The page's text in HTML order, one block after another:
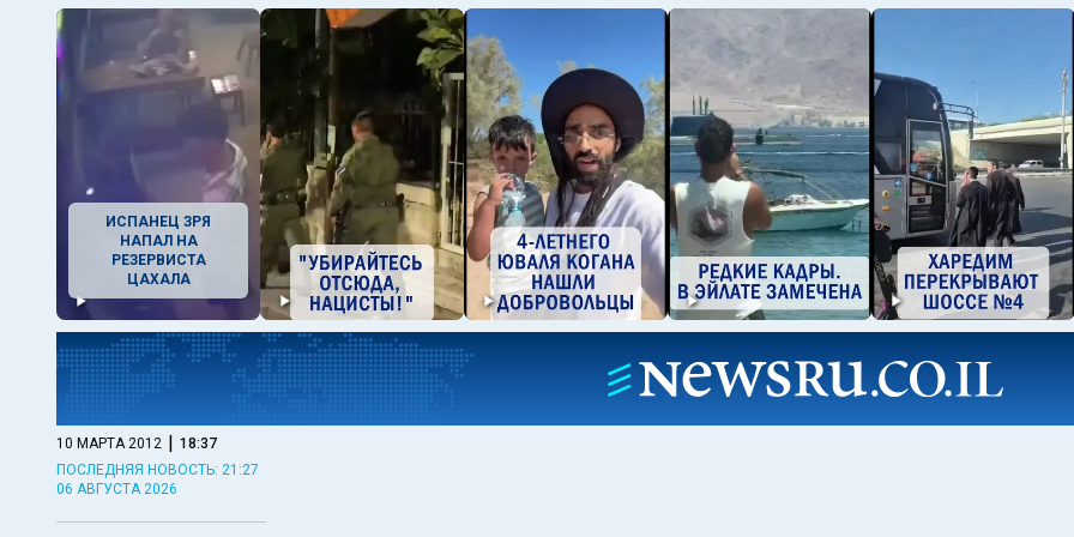
ИСПАНЕЦ ЗРЯ
НАПАЛ НА
РЕЗЕРВИСТА
ЦАХАЛА
10 МАРТА 2012 | 18:37
ПОСЛЕДНЯЯ НОВОСТЬ: 21:27
06 АВГУСТА 2026